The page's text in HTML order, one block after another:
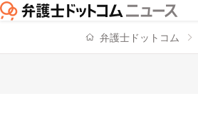
弁護士ドットコム